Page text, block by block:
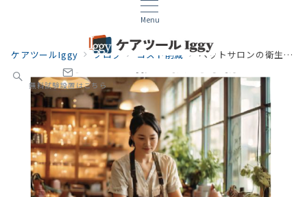
Menu
無料試験設置はこちら
ケアツールIggy ブログ コスト削減 ペットサロンの衛生環境を革新！抗菌ライト導入で清潔さと快適さを両立